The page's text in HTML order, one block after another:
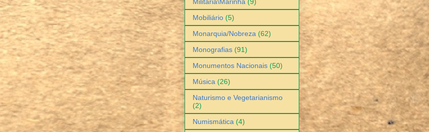
Mobiliário (5)
Monarquia/Nobreza (62)
Monografias (91)
Monumentos Nacionais (50)
Música (26)
Naturismo e Vegetarianismo
(2)
Numismática (4)